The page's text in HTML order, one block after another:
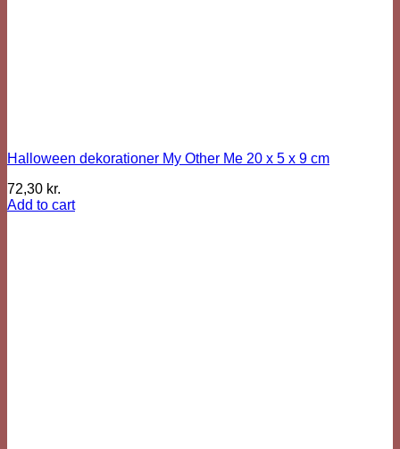
Halloween dekorationer My Other Me 20 x 5 x 9 cm
72,30 kr.
Add to cart